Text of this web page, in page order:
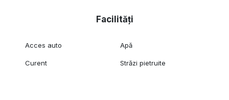
Facilități
Acces auto Apă
Curent Străzi pietruite